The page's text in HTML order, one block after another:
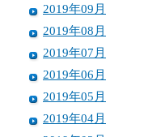
2019年09月
2019年08月
2019年07月
2019年06月
2019年05月
2019年04月